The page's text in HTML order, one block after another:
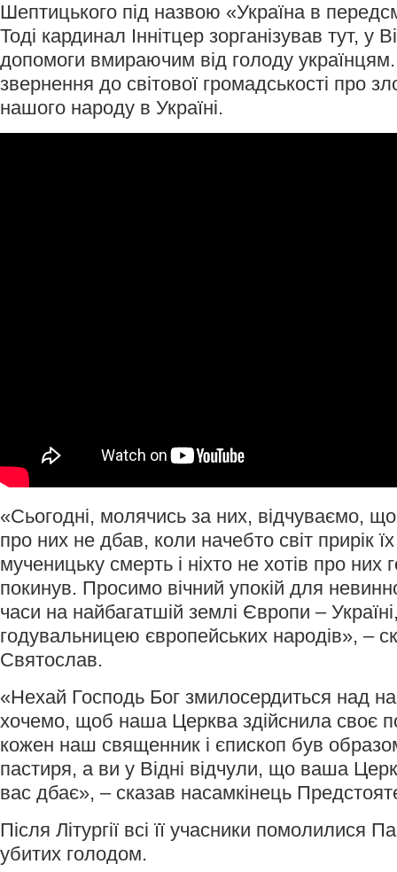
Шептицького під назвою «Україна в
Тоді кардинал Іннітцер зорганізував тут, у
допомоги вмираючим від голоду
звернення до світової громадськості про
нашого народу в Україні.
«Сьогодні, молячись за них, відчуваємо, що
про них не дбав, коли начебто світ прирік
мученицьку смерть і ніхто не хотів про них
покинув. Просимо вічний упокій для
часи на найбагатшій землі Європи –
годувальницею європейських народів», –
Святослав.
«Нехай Господь Бог змилосердиться над
хочемо, щоб наша Церква здійснила своє
кожен наш священник і єпископ був
пастиря, а ви у Відні відчули, що ваша
вас дбає», – сказав насамкінець
Після Літургії всі її учасники помолилися
убитих голодом.